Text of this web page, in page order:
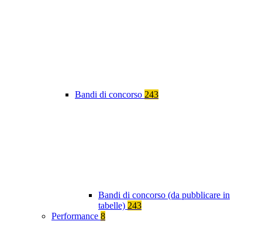
Bandi di concorso 243
Bandi di concorso (da pubblicare in
tabelle) 243
Performance 8